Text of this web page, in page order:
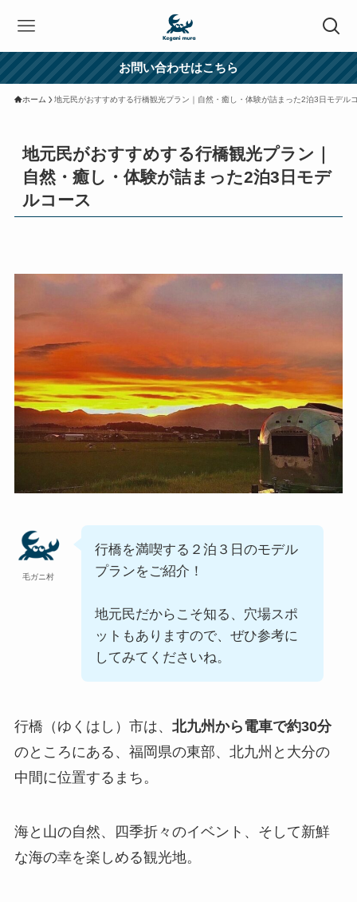
お問い合わせはこちら
ホーム 地元民がおすすめする行橋観光プラン｜自然・癒し・体験が詰まった2泊3日モデル
地元民がおすすめする行橋観光プラン｜
自然・癒し・体験が詰まった2泊3日モデ
ルコース
毛ガニ村
行橋を満喫する２泊３日のモデル
プランをご紹介！
地元民だからこそ知る、穴場スポ
ットもありますので、ぜひ参考に
してみてくださいね。
行橋（ゆくはし）市は、 北九州から電車で約30分
のところにある、福岡県の東部、北九州と大分の
中間に位置するまち。
海と山の自然、四季折々のイベント、そして新鮮
な海の幸を楽しめる観光地。